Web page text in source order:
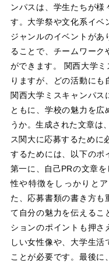
ンパスは、学生たちが様
す。大学祭や文化系イベ
ジャンルのイベントがあ
ることで、チームワーク
ができます。 関西大学
りますが、どの活動にも
関西大学ミスキャンパス
ともに、学校の魅力を広
うか。生成された文章は
ス関大に応募するために
するためには、以下のポ
第一に、自己PRの文章
性や特徴をしっかりと
た、応募書類の書き方も
て自分の魅力を伝えるこ
ションのポイントも押さ
しい女性像や、大学生
ことが必要です。最後に